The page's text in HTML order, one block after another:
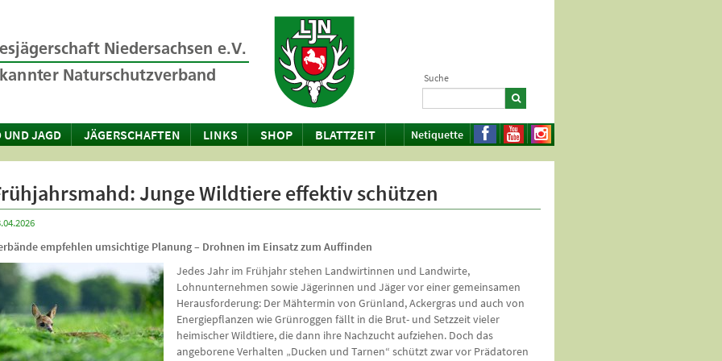
Suche
UND JAGD JÄGERSCHAFTEN LINKS SHOP BLATTZEIT Netiquette
Junge Wildtiere effektiv schützen
empfehlen umsichtige Planung – Drohnen im Einsatz zum Auffinden
Jedes Jahr im Frühjahr stehen Landwirtinnen und Landwirte,
Lohnunternehmen sowie Jägerinnen und Jäger vor einer gemeinsamen
Herausforderung: Der Mähtermin von Grünland, Ackergras und auch von
Energiepflanzen wie Grünroggen fällt in die Brut- und Setzzeit vieler
heimischer Wildtiere, die dann ihre Nachzucht aufziehen. Doch das
angeborene Verhalten „Ducken und Tarnen“ schützt zwar vor Prädatoren